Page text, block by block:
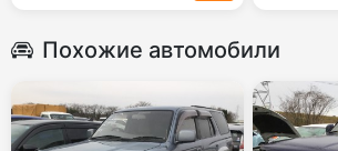
Похожие автомобили